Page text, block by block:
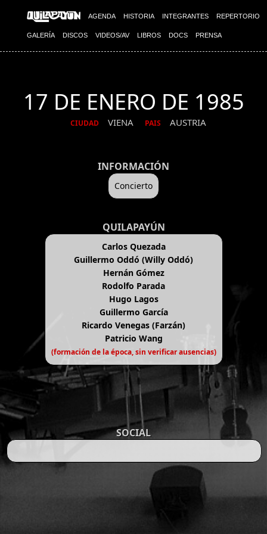
AGENDA HISTORIA INTEGRANTES REPERTORIO
GALERÍA DISCOS VIDEOS/AV LIBROS DOCS PRENSA
17 DE ENERO DE 1985
CIUDAD VIENA PAIS AUSTRIA
INFORMACIÓN
Concierto
QUILAPAYÚN
Carlos Quezada
Guillermo Oddó (Willy Oddó)
Hernán Gómez
Rodolfo Parada
Hugo Lagos
Guillermo García
Ricardo Venegas (Farzán)
Patricio Wang
(formación de la época, sin verificar ausencias)
SOCIAL